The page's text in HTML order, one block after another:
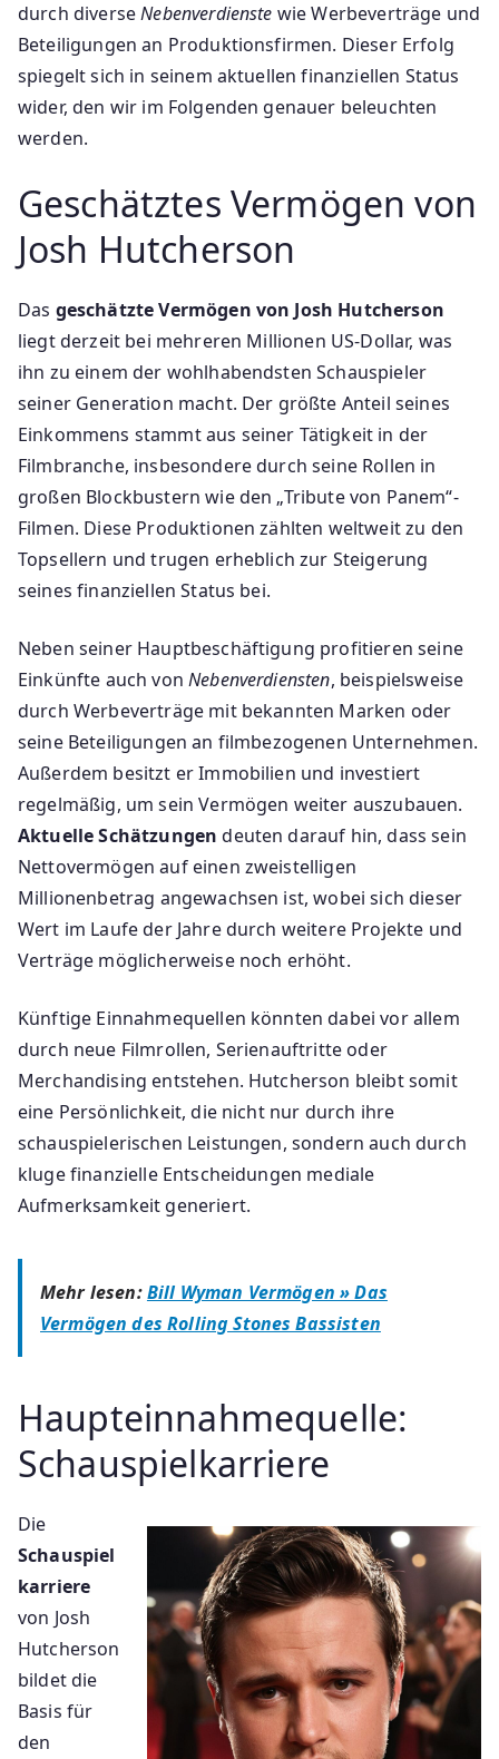
durch diverseNebenverdienste wie Werbeverträge und
Beteiligungen an Produktionsfirmen. Dieser Erfolg
spiegelt sich in seinem aktuellen finanziellen Status
wider, den wir im Folgenden genauer beleuchten
werden.
Geschätztes Vermögen von
Josh Hutcherson
Das geschätzte Vermögen von Josh Hutcherson
liegt derzeit bei mehreren Millionen US-Dollar, was
ihn zu einem der wohlhabendsten Schauspieler
seiner Generation macht. Der größte Anteil seines
Einkommens stammt aus seiner Tätigkeit in der
Filmbranche, insbesondere durch seine Rollen in
großen Blockbustern wie den „Tribute von Panem“-
Filmen. Diese Produktionen zählten weltweit zu den
Topsellern und trugen erheblich zur Steigerung
seines finanziellen Status bei.
Neben seiner Hauptbeschäftigung profitieren seine
Einkünfte auch vonNebenverdiensten, beispielsweise
durch Werbeverträge mit bekannten Marken oder
seine Beteiligungen an filmbezogenen Unternehmen.
Außerdem besitzt er Immobilien und investiert
regelmäßig, um sein Vermögen weiter auszubauen.
Aktuelle Schätzungen deuten darauf hin, dass sein
Nettovermögen auf einen zweistelligen
Millionenbetrag angewachsen ist, wobei sich dieser
Wert im Laufe der Jahre durch weitere Projekte und
Verträge möglicherweise noch erhöht.
Künftige Einnahmequellen könnten dabei vor allem
durch neue Filmrollen, Serienauftritte oder
Merchandising entstehen. Hutcherson bleibt somit
eine Persönlichkeit, die nicht nur durch ihre
schauspielerischen Leistungen, sondern auch durch
kluge finanzielle Entscheidungen mediale
Aufmerksamkeit generiert.
Mehr lesen:Bill Wyman Vermögen » Das
Vermögen des Rolling Stones Bassisten
Haupteinnahmequelle:
Schauspielkarriere
Die
Schauspiel
karriere
von Josh
Hutcherson
bildet die
Basis für
den